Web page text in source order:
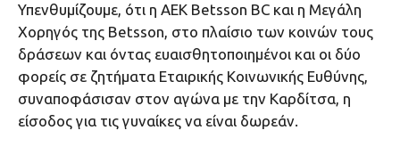
Υπενθυμίζουμε, ότι η ΑΕΚ Betsson BC και η Μεγάλη
Χορηγός της Betsson, στο πλαίσιο των κοινών τους
δράσεων και όντας ευαισθητοποιημένοι και οι δύο
φορείς σε ζητήματα Εταιρικής Κοινωνικής Ευθύνης,
συναποφάσισαν στον αγώνα με την Καρδίτσα, η
είσοδος για τις γυναίκες να είναι δωρεάν.